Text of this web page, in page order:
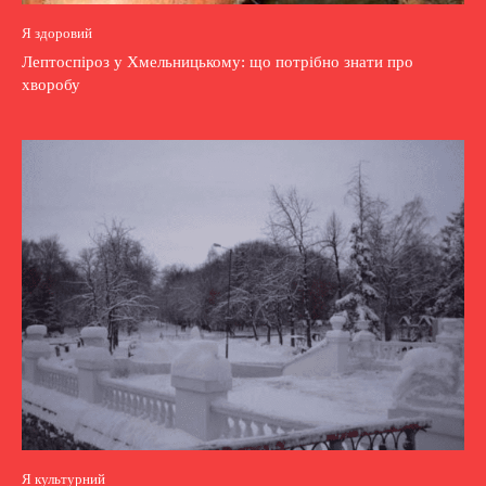
Я здоровий
Лептоспіроз у Хмельницькому: що потрібно знати про
хворобу
Я культурний